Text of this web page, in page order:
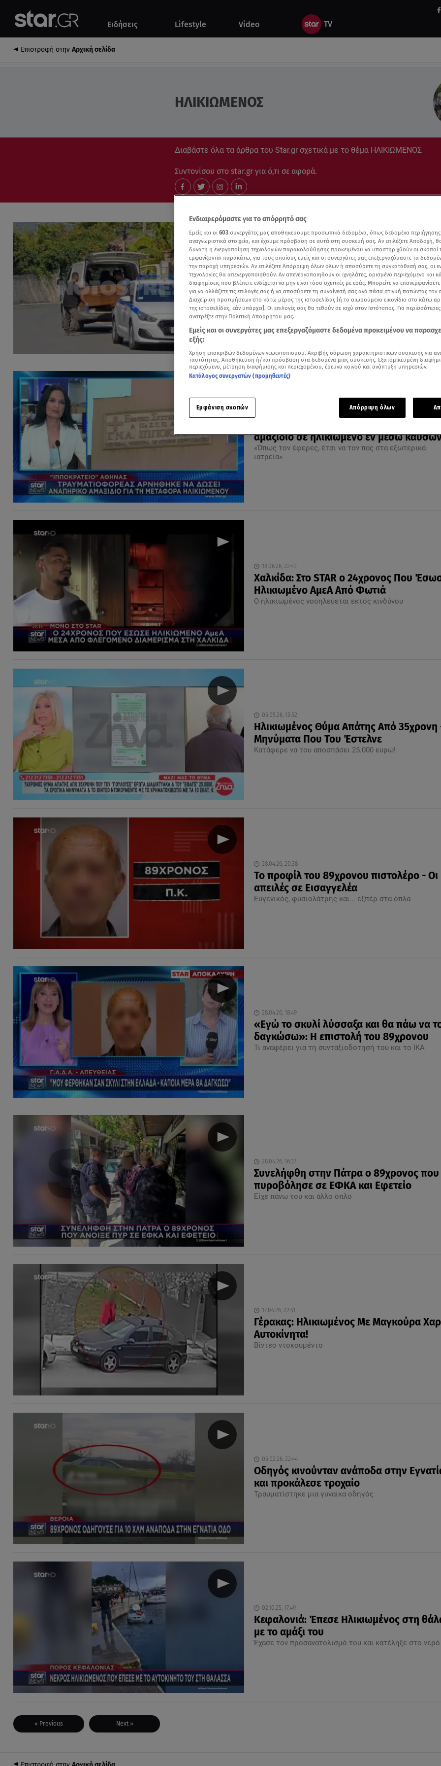
Ειδήσεις Lifestyle Video
Αυτοκίνητο
Επιστροφή στην Αρχική σελίδα
ΗΛΙΚΙΩΜΕΝΟΣ
Διαβάστε όλα τα άρθρα του Star.gr σχετικά με το θέμα ΗΛΙΚΙΩΜΕΝΟΣ
Συντονίσου στο star.gr για ό,τι σε αφορά.
04.08.26, 18:46
Μυστράς: Κρατούσε για χρόνια τον
πατέρα του σε καταψύκτη ξενοδοχείου
Φέρεται να εισέπραττε κανονικά τη σύνταξή του
αμαξίδιο σε ηλικιωμένο εν μέσω
«Όπως τον έφερες, έτσι να τον πας στα εξωτερικά
ιατρεία»
18.06.26, 22:43
Χαλκίδα: Στο STAR ο 24χρονος Που
Ηλικιωμένο ΑμεΑ Από Φωτιά
Ο ηλικιωμένος νοσηλεύεται εκτός κινδύνου
05.05.26, 15:52
Ηλικιωμένος Θύμα Απάτης Από 35χρονη
Μηνύματα Που Του Έστελνε
Κατάφερε να του αποσπάσει 25.000 ευρώ!
28.04.26, 20:38
Το προφίλ του 89χρονου πιστολέρο - Οι
απειλές σε Εισαγγελέα
Ευγενικός, φυσιολάτρης και... εξπέρ στα όπλα
28.04.26, 18:49
«Εγώ το σκυλί λύσσαξα και θα πάω να
δαγκώσω»: H επιστολή του 89χρονου
Τι αναφέρει για τη συνταξιοδότησή του και το ΙΚΑ
28.04.26, 16:37
Συνελήφθη στην Πάτρα ο 89χρονος που
πυροβόλησε σε ΕΦΚΑ και Εφετείο
Είχε πάνω του και άλλο όπλο
17.04.26, 22:41
Γέρακας: Ηλικιωμένος Με Μαγκούρα
Αυτοκίνητα!
Βίντεο ντοκουμέντο
05.02.26, 22:44
Oδηγός κινούνταν ανάποδα στην
και προκάλεσε τροχαίο
Τραυματίστηκε μια γυναίκα οδηγός
02.10.25, 17:49
Κεφαλονιά: Έπεσε Ηλικιωμένος στη
με το αμάξι του
Έχασε τον προσανατολισμό του και κατέληξε στο νερό
« Previous Next »
Ενδιαφερόμαστε για το απόρρητό σας
Εμείς και οι 603 συνεργάτες μας αποθηκεύουμε προσωπικά δεδομένα, όπως δεδομένα
αναγνωριστικά στοιχεία, και έχουμε πρόσβαση σε αυτά στη συσκευή σας. Αν επιλέξετε Αποδοχή,
δυνατή η ενεργοποίηση τεχνολογιών παρακολούθησης προκειμένου να υποστηριχθούν οι σκοποί
εμφανίζονται παρακάτω, για τους οποίους εμείς και οι συνεργάτες μας επεξεργαζόμαστε τα
την παροχή υπηρεσιών. Αν επιλέξετε Απόρριψη όλων όλων ή αποσύρετε τη συγκατάθεσή σας, οι
τεχνολογίες θα απενεργοποιηθούν. Αν απενεργοποιηθούν οι ιχνηλάτες, ορισμένο περιεχόμενο και
διαφημίσεις που βλέπετε ενδέχεται να μην είναι τόσο σχετικές με εσάς. Μπορείτε να
για να αλλάξετε τις επιλογές σας ή να αποσύρετε τη συναίνεσή σας ανά πάσα στιγμή πατώντας τον
Διαχείριση προτιμήσεων στο κάτω μέρος της ιστοσελίδας [ή το αιωρούμενο εικονίδιο στο κάτω
της ιστοσελίδας, εάν υπάρχει]. Οι επιλογές σας θα τεθούν σε ισχύ στον Ιστότοπος. Για
ανατρέξτε στην Πολιτική Απορρήτου μας.
Εμείς και οι συνεργάτες μας επεξεργαζόμαστε δεδομένα προκειμένου να
εξής:
Χρήση επακριβών δεδομένων γεωεντοπισμού. Ακριβής σάρωση χαρακτηριστικών συσκευής για
ταυτότητας. Αποθήκευση ή/και πρόσβαση στα δεδομένα μιας συσκευής. Εξατομικευμένη
περιεχόμενο, μέτρηση διαφήμισης και περιεχομένου, έρευνα κοινού και ανάπτυξη υπηρεσιών.
Κατάλογος συνεργατών (προμηθευτές)
Εμφάνιση σκοπών Απόρριψη όλων